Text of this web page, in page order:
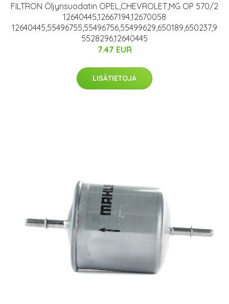
FILTRON Öljynsuodatin OPEL,CHEVROLET,MG OP 570/2
12640445,12667194,12670058
12640445,55496755,55496756,55499629,650189,650237,9
5528296,12640445
7.47 EUR
LISÄTIETOJA